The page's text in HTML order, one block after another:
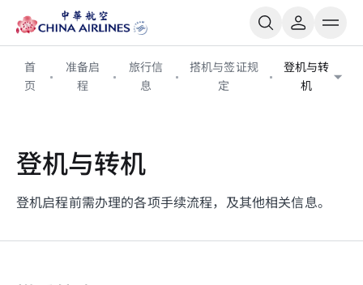
首
页
准备启
程
旅行信
息
搭机与签证规
定
登机与转
机
登机与转机
登机启程前需办理的各项手续流程，及其他相关信息。